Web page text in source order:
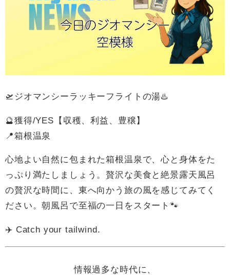
🛫ジオマンシーラッキーフライトの湯♨️
🔮獲得/YES【収穫、利益、豊穣】
📍箱根温泉
心地よい自然に包まれた箱根温泉で、心と身体をた
っぷり満たしましょう。贅沢な美食と絶景露天風呂
の贅沢な時間に、東へ向かう旅の風を感じてみてく
ださい。朝風呂で至福の一日をスタート🐾
✈️ Catch your tailwind.
情報過多な時代に、